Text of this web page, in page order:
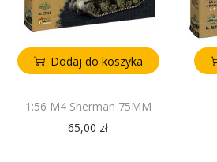
Dodaj do koszyka
1:56 M4 Sherman 75MM
65,00 zł